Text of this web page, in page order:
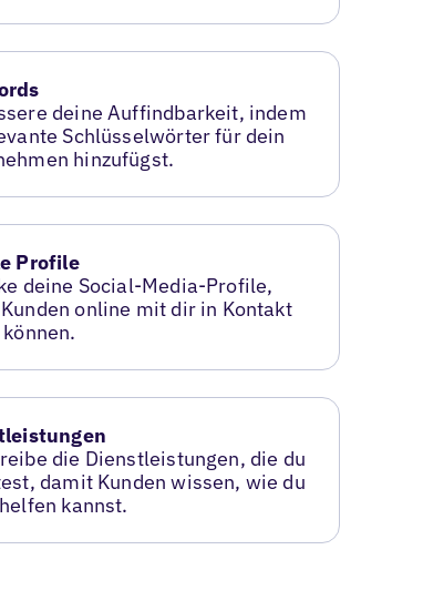
deine Auffindbarkeit, indem
Schlüsselwörter für dein
hinzufügst.
Profile
deine Social-Media-Profile,
online mit dir in Kontakt
die Dienstleistungen, die du
damit Kunden wissen, wie du
kannst.